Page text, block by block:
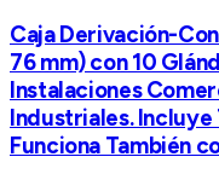
Caja Derivación-
76 mm) con 10
Instalaciones
Industriales. Incluye
Funciona También